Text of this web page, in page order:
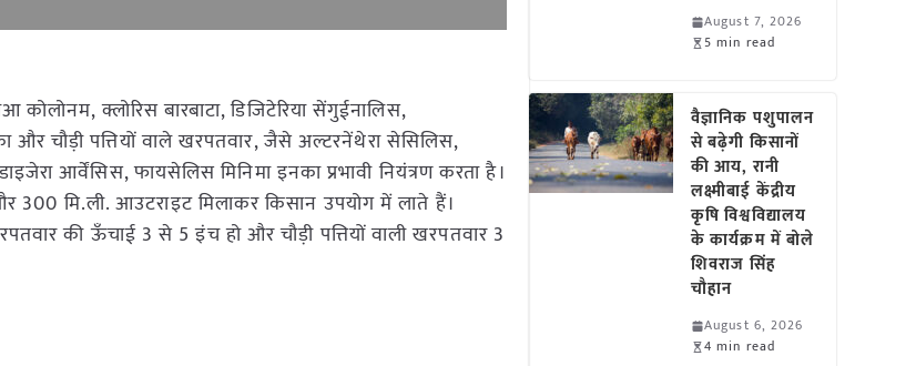
क्लोरिस बारबाटा, डिजिटेरिया सेंगुईनालिस,
और चौड़ी पत्तियों वाले खरपतवार, जैसे अल्टरनेंथेरा सेसिलिस,
आर्वेंसिस, फायसेलिस मिनिमा इनका प्रभावी नियंत्रण करता है।
मि.ली. आउटराइट मिलाकर किसान उपयोग में लाते हैं।
की ऊँचाई 3 से 5 इंच हो और चौड़ी पत्तियों वाली खरपतवार 3
August 7, 2026
5 min read
वैज्ञानिक पशुपालन
से बढ़ेगी किसानों
की आय, रानी
लक्ष्मीबाई केंद्रीय
कृषि विश्वविद्यालय
के कार्यक्रम में बोले
शिवराज सिंह
चौहान
August 6, 2026
4 min read